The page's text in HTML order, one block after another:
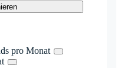
pro Monat